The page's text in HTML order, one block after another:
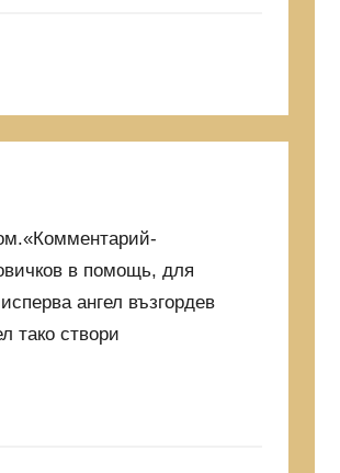
в помощь, для
ангел възгордев
тако створи